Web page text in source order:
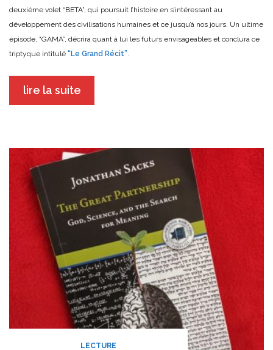
deuxième volet “BETA”, qui poursuit l’histoire en s’intéressant au
développement des civilisations humaines et ce jusqu’à nos jours. Un ultime
épisode, “GAMA”, décrira quant à lui les futurs envisageables et conclura ce
triptyque intitulé “Le Grand Récit”.
lire la suite
LECTURE